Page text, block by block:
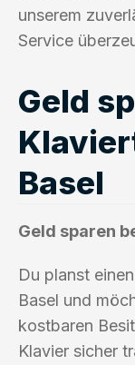
unserem
Service
Geld
Basel
Geld sparen
Du planst
Basel und
kostbaren
Klavier sicher